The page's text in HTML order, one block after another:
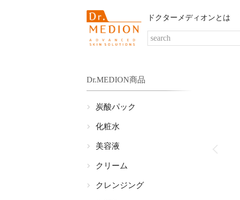
ドクターメディオンとは
Dr.MEDION商品
炭酸パック
化粧水
美容液
クリーム
クレンジング